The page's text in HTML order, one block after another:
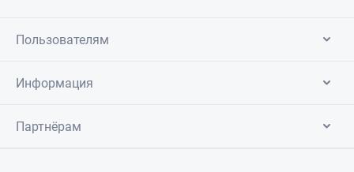
Пользователям
Информация
Партнёрам